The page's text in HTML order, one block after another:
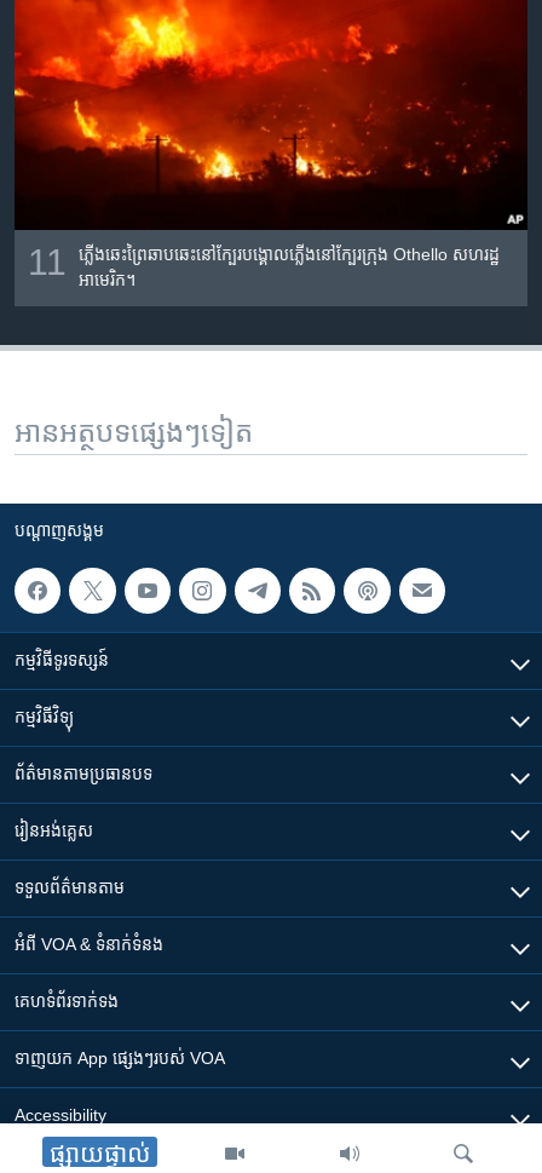
ផ្សាយផ្ទាល់
11
ភ្លើង​ឆេះ​ព្រៃ​ឆាបឆេះ​នៅ​ក្បែរ​បង្គោល​ភ្លើង​នៅ​ក្បែរ​ក្រុង Othello សហរដ្ឋ​
អាមេរិក។
អានអត្ថបទផ្សេងៗទៀត
បណ្តាញ​សង្គម
កម្មវិធី​ទូរទស្សន៍
កម្មវិធី​វិទ្យុ
ព័ត៌មាន​តាមប្រធានបទ​
រៀន​​អង់គ្លេស
ទទួល​ព័ត៌មាន​តាម
អំពី​ VOA & ទំនាក់ទំនង
គេហទំព័រ​​ទាក់ទង
ទាញយក​ App ផ្សេងៗ​របស់​ VOA
Accessibility